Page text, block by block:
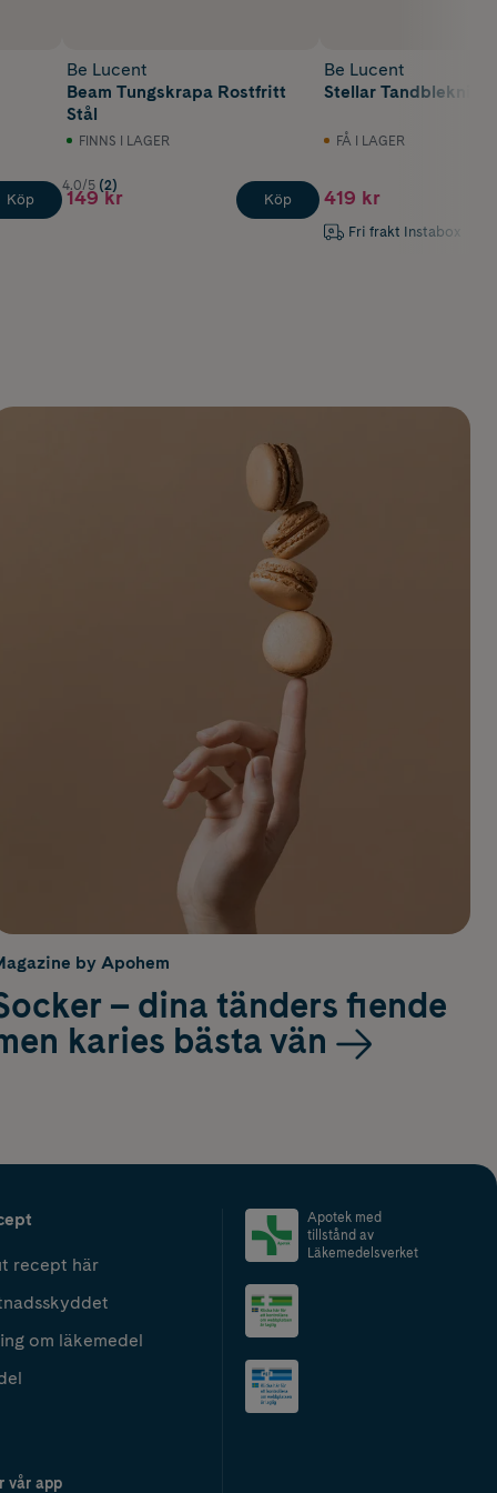
Köp
Be Lucent
Beam Tungskrapa Rostfritt
Stål
FINNS I LAGER
4.0/5 (2)
149 kr Köp
Be Lucent
Stellar Tandblekning
FÅ I LAGER
419 kr
Fri frakt Instabox
by Apohem
– dina tänders fiende
karies bästa vän
recept här
om läkemedel
vår app
Apotek med
tillstånd av
Läkemedelsverket